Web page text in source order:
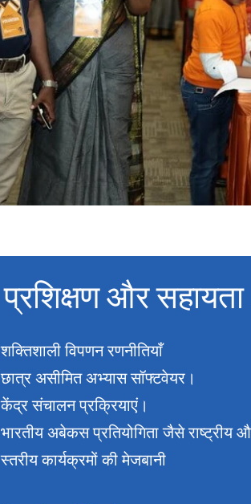
प्रशिक्षण और सहायता
शक्तिशाली विपणन रणनीतियाँ
छात्र असीमित अभ्यास सॉफ्टवेयर।
केंद्र संचालन प्रक्रियाएं।
भारतीय अबेकस प्रतियोगिता जैसे राष्ट्रीय
स्तरीय कार्यक्रमों की मेजबानी